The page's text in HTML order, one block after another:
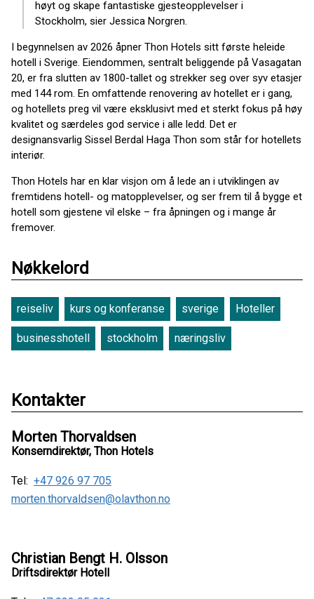
høyt og skape fantastiske gjesteopplevelser i
Stockholm, sier Jessica Norgren.
I begynnelsen av 2026 åpner Thon Hotels sitt første heleide
hotell i Sverige. Eiendommen, sentralt beliggende på Vasagatan
20, er fra slutten av 1800-tallet og strekker seg over syv etasjer
med 144 rom. En omfattende renovering av hotellet er i gang,
og hotellets preg vil være eksklusivt med et sterkt fokus på høy
kvalitet og særdeles god service i alle ledd. Det er
designansvarlig Sissel Berdal Haga Thon som står for hotellets
interiør.
Thon Hotels har en klar visjon om å lede an i utviklingen av
fremtidens hotell- og matopplevelser, og ser frem til å bygge et
hotell som gjestene vil elske – fra åpningen og i mange år
fremover.
Nøkkelord
reiseliv kurs og konferanse sverige Hoteller
businesshotell stockholm næringsliv
Kontakter
Morten Thorvaldsen
Konserndirektør, Thon Hotels
Tel: +47 926 97 705
morten.thorvaldsen@olavthon.no
Christian Bengt H. Olsson
Driftsdirektør Hotell